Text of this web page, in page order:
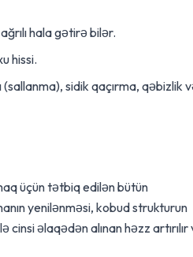
hala gətirə bilər.
hissi.
(sallanma), sidik qaçırma, qəbizlik
üçün tətbiq edilən bütün
yenilənməsi, kobud strukturun
əlaqədən alınan həzz artırılır